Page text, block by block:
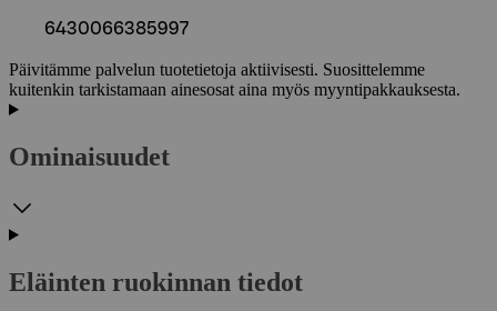
6430066385997
Päivitämme palvelun tuotetietoja aktiivisesti. Suosittelemme
kuitenkin tarkistamaan ainesosat aina myös myyntipakkauksesta.
Ominaisuudet
Eläinten ruokinnan tiedot